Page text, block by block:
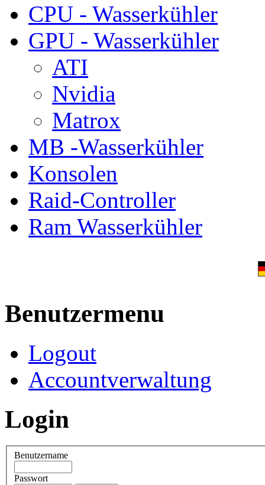
CPU - Wasserkühler
GPU - Wasserkühler
ATI
Nvidia
Matrox
MB -Wasserkühler
Konsolen
Raid-Controller
Ram Wasserkühler
Benutzermenu
Logout
Accountverwaltung
Login
Benutzername
Passwort